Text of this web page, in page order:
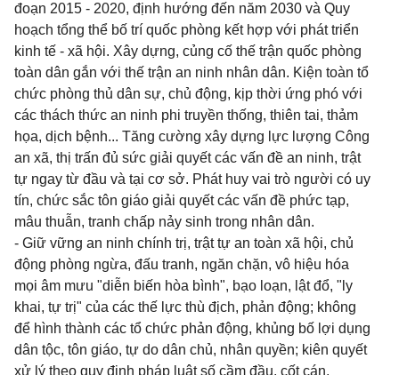
đoạn 2015 - 2020, định hướng đến năm 2030 và Quy
hoạch tổng thể bố trí quốc phòng kết hợp với phát triển
kinh tế - xã hội. Xây dựng, củng cố thế trận quốc phòng
toàn dân gắn với thế trận an ninh nhân dân. Kiện toàn tổ
chức phòng thủ dân sự, chủ động, kịp thời ứng phó với
các thách thức an ninh phi truyền thống, thiên tai, thảm
họa, dịch bệnh... Tăng cường xây dựng lực lượng Công
an xã, thị trấn đủ sức giải quyết các vấn đề an ninh, trật
tự ngay từ đầu và tại cơ sở. Phát huy vai trò người có uy
tín, chức sắc tôn giáo giải quyết các vấn đề phức tạp,
mâu thuẫn, tranh chấp nảy sinh trong nhân dân.
- Giữ vững an ninh chính trị, trật tự an toàn xã hội, chủ
động phòng ngừa, đấu tranh, ngăn chặn, vô hiệu hóa
mọi âm mưu "diễn biến hòa bình", bạo loạn, lật đổ, "ly
khai, tự trị" của các thế lực thù địch, phản động; không
để hình thành các tổ chức phản động, khủng bố lợi dụng
dân tộc, tôn giáo, tự do dân chủ, nhân quyền; kiên quyết
xử lý theo quy định pháp luật số cầm đầu, cốt cán,